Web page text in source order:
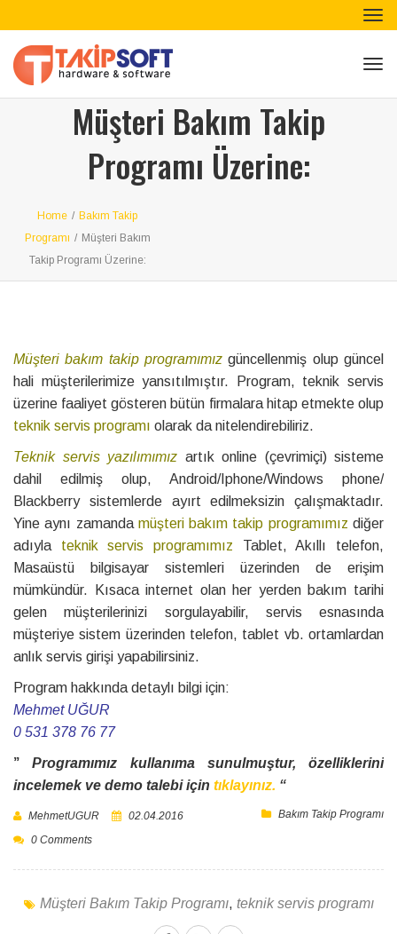
Müşteri Bakım Takip
Programı Üzerine:
Home / Bakım Takip
Programı / Müşteri Bakım
Takip Programı Üzerine:
Müşteri bakım takip programımız güncellenmiş olup güncel
hali müşterilerimize yansıtılmıştır. Program, teknik servis
üzerine faaliyet gösteren bütün firmalara hitap etmekte olup
teknik servis programı olarak da nitelendirebiliriz.
Teknik servis yazılımımız artık online (çevrimiçi) sisteme
dahil edilmiş olup, Android/Iphone/Windows phone/
Blackberry sistemlerde ayırt edilmeksizin çalışmaktadır.
Yine aynı zamanda müşteri bakım takip programımız diğer
adıyla teknik servis programımız Tablet, Akıllı telefon,
Masaüstü bilgisayar sistemleri üzerinden de erişim
mümkündür. Kısaca internet olan her yerden bakım tarihi
gelen müşterilerinizi sorgulayabilir, servis esnasında
müşteriye sistem üzerinden telefon, tablet vb. ortamlardan
anlık servis girişi yapabilirsiniz.
Program hakkında detaylı bilgi için:
Mehmet UĞUR
0 531 378 76 77
”Programımız kullanıma sunulmuştur, özelliklerini
incelemek ve demo talebi için tıklayınız. “
MehmetUGUR 02.04.2016 Bakım Takip Programı
0 Comments
Müşteri Bakım Takip Programı, teknik servis programı